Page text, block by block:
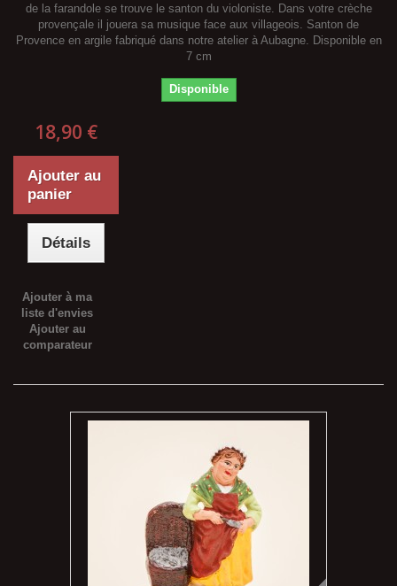
de la farandole se trouve le santon du violoniste. Dans votre crèche
provençale il jouera sa musique face aux villageois. Santon de
Provence en argile fabriqué dans notre atelier à Aubagne. Disponible en
7 cm
Disponible
18,90 €
Ajouter au
panier
Détails
Ajouter à ma
liste d'envies
Ajouter au
comparateur